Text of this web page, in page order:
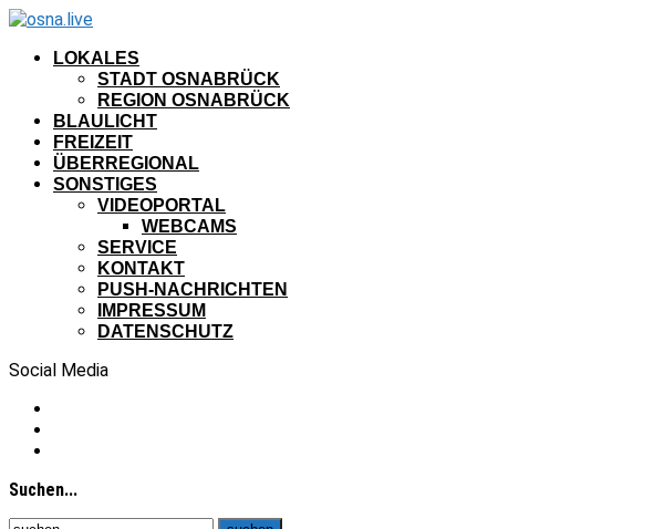
LOKALES
STADT OSNABRÜCK
REGION OSNABRÜCK
BLAULICHT
FREIZEIT
ÜBERREGIONAL
SONSTIGES
VIDEOPORTAL
WEBCAMS
SERVICE
KONTAKT
PUSH-NACHRICHTEN
IMPRESSUM
DATENSCHUTZ
Social Media
Suchen...